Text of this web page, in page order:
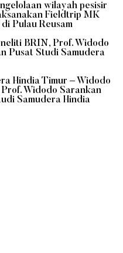
wilayah pesisir
Fieldtrip MK
Pulau Reusam
BRIN, Prof. Widodo
Pusat Studi Samudera
Hindia Timur – Widodo
Widodo Sarankan
Samudera Hindia